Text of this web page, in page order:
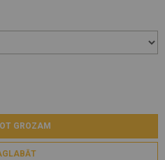
GROZAM